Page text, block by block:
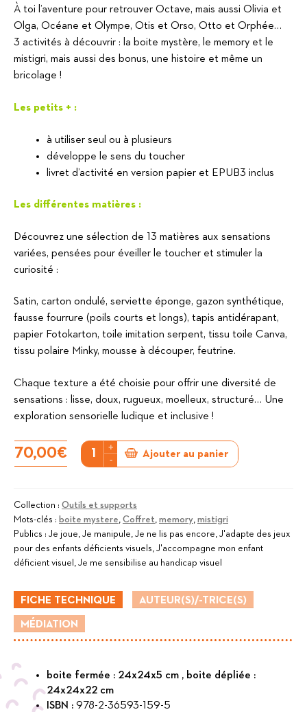
À toi l’aventure pour retrouver Octave, mais aussi Olivia et
Olga, Océane et Olympe, Otis et Orso, Otto et Orphée…
3 activités à découvrir : la boite mystère, le memory et le
mistigri, mais aussi des bonus, une histoire et même un
bricolage !
Les petits + :
à utiliser seul ou à plusieurs
développe le sens du toucher
livret d’activité en version papier et EPUB3 inclus
Les différentes matières :
Découvrez une sélection de 13 matières aux sensations
variées, pensées pour éveiller le toucher et stimuler la
curiosité :
Satin, carton ondulé, serviette éponge, gazon synthétique,
fausse fourrure (poils courts et longs), tapis antidérapant,
papier Fotokarton, toile imitation serpent, tissu toile Canva,
tissu polaire Minky, mousse à découper, feutrine.
Chaque texture a été choisie pour offrir une diversité de
sensations : lisse, doux, rugueux, moelleux, structuré… Une
exploration sensorielle ludique et inclusive !
70,00€
quantité
de
Carnaval
des
Oursons
+
-
Ajouter au panier
Collection : Outils et supports
Mots-clés : boite mystere Coffret memory mistigri
Publics : Je joue, Je manipule, Je ne lis pas encore, J'adapte des jeux
pour des enfants déficients visuels, J'accompagne mon enfant
déficient visuel, Je me sensibilise au handicap visuel
FICHE TECHNIQUE AUTEUR(S)/-TRICE(S)
MÉDIATION
boite fermée : 24x24x5 cm , boite dépliée :
24x24x22 cm
ISBN : 978-2-36593-159-5